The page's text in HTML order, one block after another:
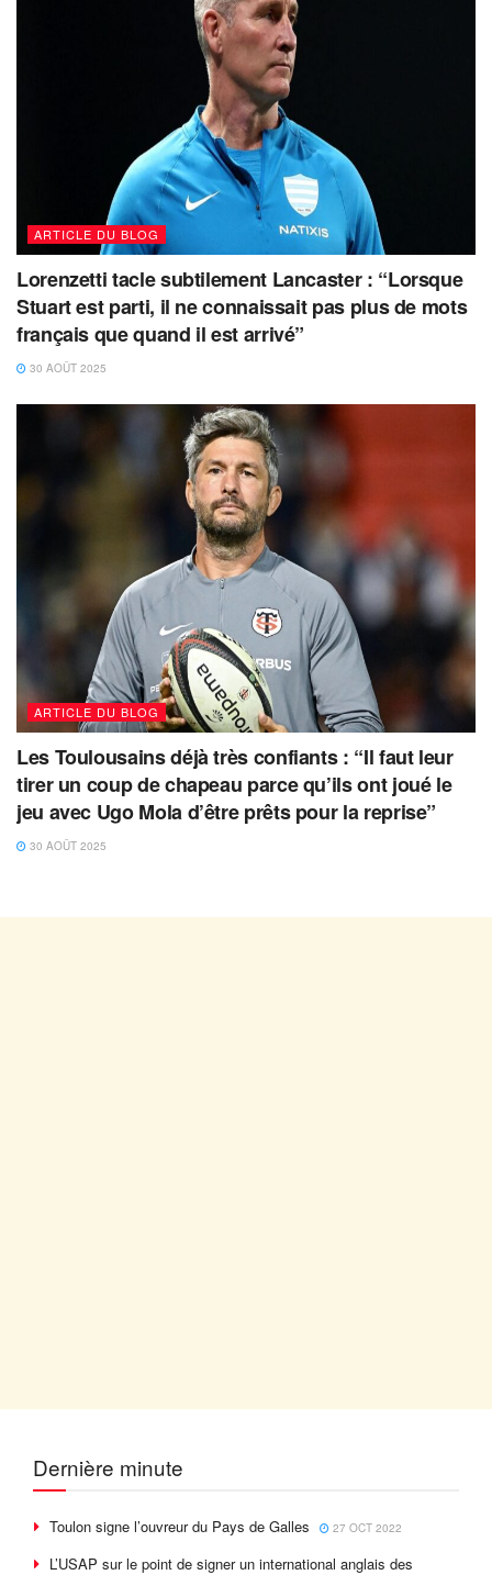
ARTICLE DU BLOG
Lorenzetti tacle subtilement Lancaster : “Lorsque
Stuart est parti, il ne connaissait pas plus de mots
français que quand il est arrivé”
30 AOÛT 2025
ARTICLE DU BLOG
Les Toulousains déjà très confiants : “Il faut leur
tirer un coup de chapeau parce qu’ils ont joué le
jeu avec Ugo Mola d’être prêts pour la reprise”
30 AOÛT 2025
Dernière minute
Toulon signe l’ouvreur du Pays de Galles 27 OCT 2022
L’USAP sur le point de signer un international anglais des